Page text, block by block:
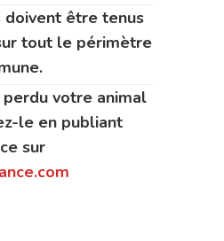
doivent être tenus
tout le périmètre
perdu votre animal
le en publiant
sur